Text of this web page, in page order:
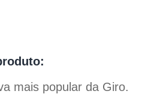
mais popular da Giro.